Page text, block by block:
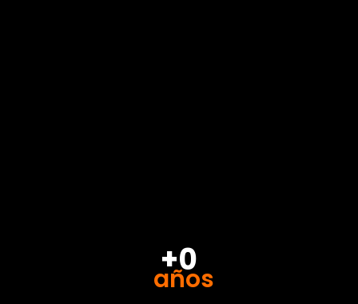
+0
años